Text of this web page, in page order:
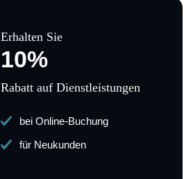
Erhalten Sie
10%
Rabatt auf Dienstleistungen
bei Online-Buchung
für Neukunden